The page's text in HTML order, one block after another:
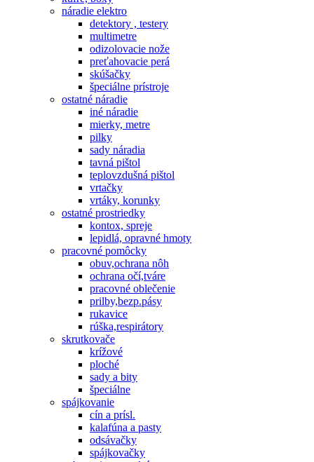
náradie elektro
detektory , testery
multimetre
odizolovacie nože
preťahovacie perá
skúšačky
špeciálne prístroje
ostatné náradie
iné náradie
mierky, metre
pilky
sady náradia
tavná pištol
teplovzdušná pištol
vrtačky
vrtáky, korunky
ostatné prostriedky
kontox, spreje
lepidlá, opravné hmoty
pracovné pomôcky
obuv,ochrana nôh
ochrana očí,tváre
pracovné oblečenie
prilby,bezp.pásy
rukavice
rúška,respirátory
skrutkovače
krížové
ploché
sady a bity
špeciálne
spájkovanie
cín a prísl.
kalafúna a pasty
odsávačky
spájkovačky